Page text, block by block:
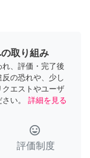
取り組み
、評価・完了後
の恐れや、少し
エストやユーザ
い。
詳細を見る
tag_faces
評価制度